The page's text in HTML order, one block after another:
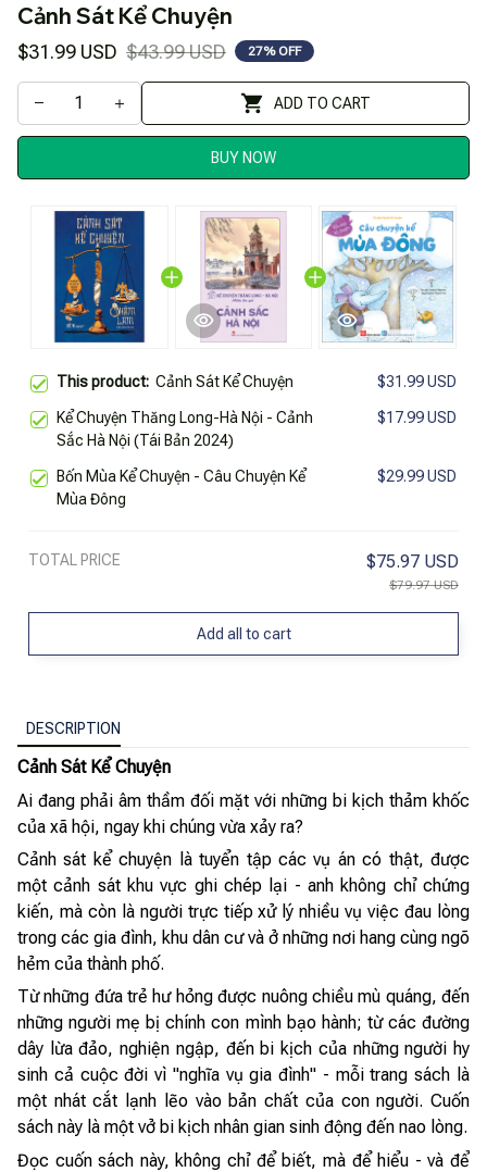
Cảnh Sát Kể Chuyện
$31.99 USD $43.99 USD 27% OFF
ADD TO CART
BUY NOW
This product: Cảnh Sát Kể Chuyện $31.99 USD
Kể Chuyện Thăng Long-Hà Nội - Cảnh
Sắc Hà Nội (Tái Bản 2024)
$17.99 USD
Bốn Mùa Kể Chuyện - Câu Chuyện Kể
Mùa Đông
$29.99 USD
TOTAL PRICE $75.97 USD
$79.97 USD
Add all to cart
DESCRIPTION
Cảnh Sát Kể Chuyện
Ai đang phải âm thầm đối mặt với những bi kịch thảm khốc
của xã hội, ngay khi chúng vừa xảy ra?
Cảnh sát kể chuyện là tuyển tập các vụ án có thật, được
một cảnh sát khu vực ghi chép lại - anh không chỉ chứng
kiến, mà còn là người trực tiếp xử lý nhiều vụ việc đau lòng
trong các gia đình, khu dân cư và ở những nơi hang cùng ngõ
hẻm của thành phố.
Từ những đứa trẻ hư hỏng được nuông chiều mù quáng, đến
những người mẹ bị chính con mình bạo hành; từ các đường
dây lừa đảo, nghiện ngập, đến bi kịch của những người hy
sinh cả cuộc đời vì "nghĩa vụ gia đình" - mỗi trang sách là
một nhát cắt lạnh lẽo vào bản chất của con người. Cuốn
sách này là một vở bi kịch nhân gian sinh động đến nao lòng.
Đọc cuốn sách này, không chỉ để biết, mà để hiểu - và để